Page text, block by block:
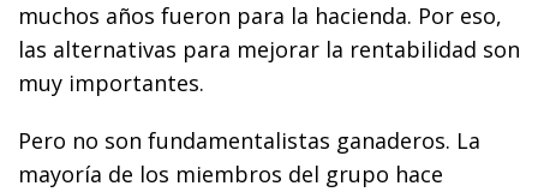
muchos años fueron para la hacienda. Por eso,
las alternativas para mejorar la rentabilidad son
muy importantes.
Pero no son fundamentalistas ganaderos. La
mayoría de los miembros del grupo hace